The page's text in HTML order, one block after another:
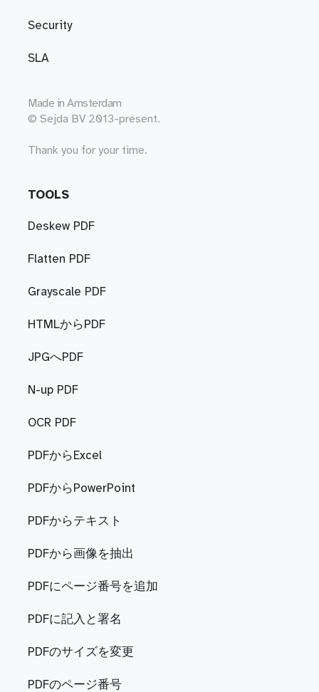
Security
SLA
Made in Amsterdam
© Sejda BV 2013-present.
Thank you for your time.
TOOLS
Deskew PDF
Flatten PDF
Grayscale PDF
HTMLからPDF
JPGへPDF
N-up PDF
OCR PDF
PDFからExcel
PDFからPowerPoint
PDFからテキスト
PDFから画像を抽出
PDFにページ番号を追加
PDFに記入と署名
PDFのサイズを変更
PDFのページ番号